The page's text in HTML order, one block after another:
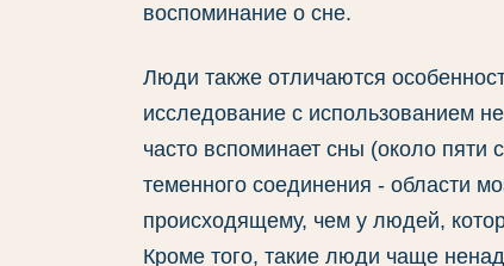
воспоминание о сне.
Люди также отличаются
исследование с использованием
часто вспоминает сны (около
теменного соединения - области
происходящему, чем у людей,
Кроме того, такие люди чаще